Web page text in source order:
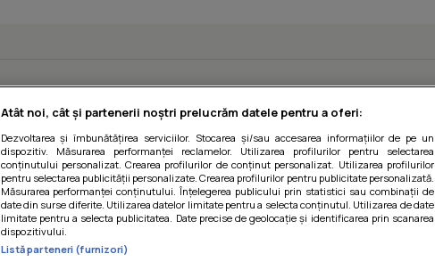
Atât noi, cât și partenerii noștri prelucrăm datele pentru a oferi:
Dezvoltarea și îmbunătățirea serviciilor. Stocarea și/sau accesarea informațiilor de pe un
dispozitiv. Măsurarea performanței reclamelor. Utilizarea profilurilor pentru selectarea
conținutului personalizat. Crearea profilurilor de conținut personalizat. Utilizarea profilurilor
pentru selectarea publicității personalizate. Crearea profilurilor pentru publicitate personalizată.
Măsurarea performanței conținutului. Înțelegerea publicului prin statistici sau combinații de
date din surse diferite. Utilizarea datelor limitate pentru a selecta conținutul. Utilizarea de date
limitate pentru a selecta publicitatea. Date precise de geolocație și identificarea prin scanarea
dispozitivului.
Listă parteneri (furnizori)